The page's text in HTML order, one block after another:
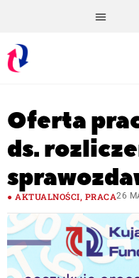
Oferta
ds.
AKTUALNOŚCI, PRACA26